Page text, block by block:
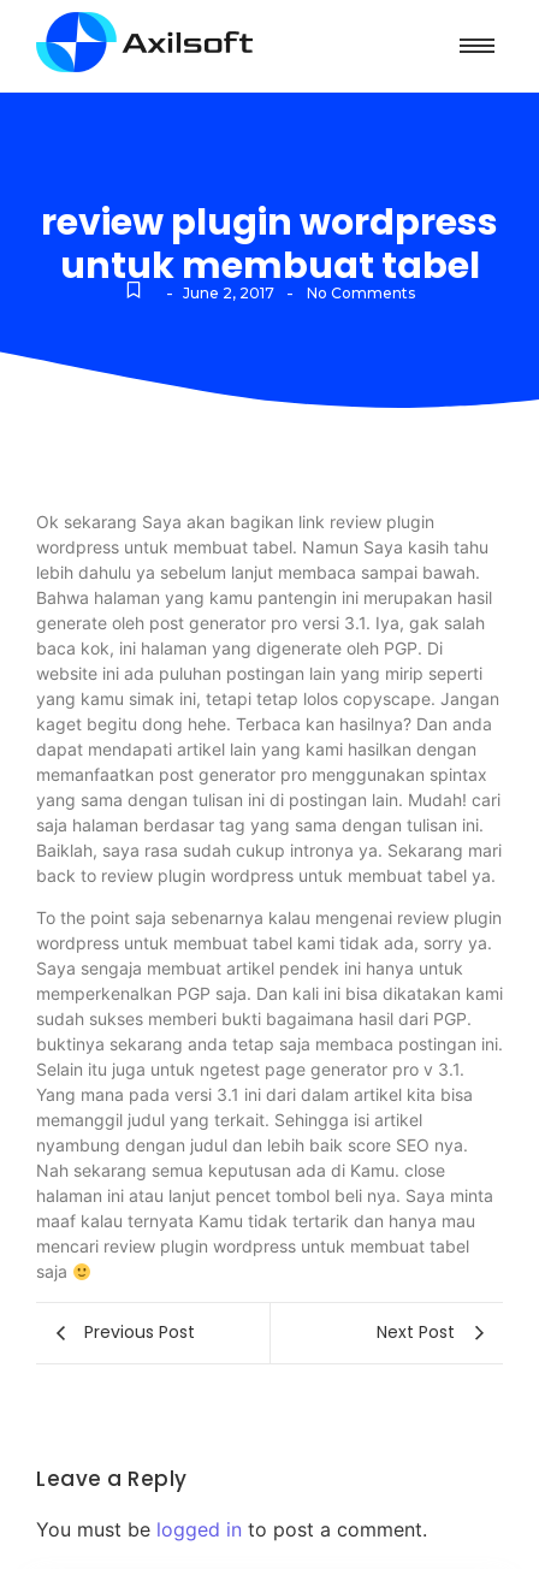
review plugin wordpress
untuk membuat tabel
- June 2, 2017 - No Comments
Ok sekarang Saya akan bagikan link review plugin
wordpress untuk membuat tabel. Namun Saya kasih tahu
lebih dahulu ya sebelum lanjut membaca sampai bawah.
Bahwa halaman yang kamu pantengin ini merupakan hasil
generate oleh post generator pro versi 3.1. Iya, gak salah
baca kok, ini halaman yang digenerate oleh PGP. Di
website ini ada puluhan postingan lain yang mirip seperti
yang kamu simak ini, tetapi tetap lolos copyscape. Jangan
kaget begitu dong hehe. Terbaca kan hasilnya? Dan anda
dapat mendapati artikel lain yang kami hasilkan dengan
memanfaatkan post generator pro menggunakan spintax
yang sama dengan tulisan ini di postingan lain. Mudah! cari
saja halaman berdasar tag yang sama dengan tulisan ini.
Baiklah, saya rasa sudah cukup intronya ya. Sekarang mari
back to review plugin wordpress untuk membuat tabel ya.
To the point saja sebenarnya kalau mengenai review plugin
wordpress untuk membuat tabel kami tidak ada, sorry ya.
Saya sengaja membuat artikel pendek ini hanya untuk
memperkenalkan PGP saja. Dan kali ini bisa dikatakan kami
sudah sukses memberi bukti bagaimana hasil dari PGP.
buktinya sekarang anda tetap saja membaca postingan ini.
Selain itu juga untuk ngetest page generator pro v 3.1.
Yang mana pada versi 3.1 ini dari dalam artikel kita bisa
memanggil judul yang terkait. Sehingga isi artikel
nyambung dengan judul dan lebih baik score SEO nya.
Nah sekarang semua keputusan ada di Kamu. close
halaman ini atau lanjut pencet tombol beli nya. Saya minta
maaf kalau ternyata Kamu tidak tertarik dan hanya mau
mencari review plugin wordpress untuk membuat tabel
saja
Previous Post Next Post
Leave a Reply
You must be logged in to post a comment.